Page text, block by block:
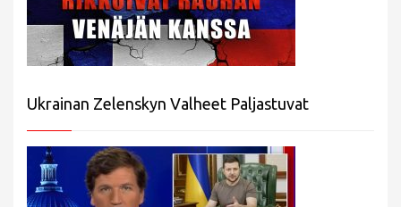
Ukrainan Zelenskyn Valheet Paljastuvat